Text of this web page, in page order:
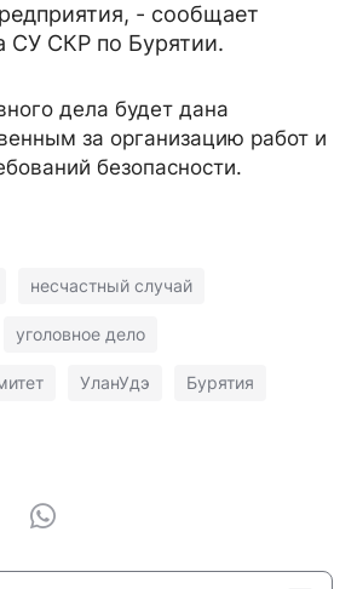
- сообщает
СУ СКР по Бурятии.
дела будет дана
за организацию работ и
безопасности.
несчастный случай
уголовное дело
УланУдэ Бурятия